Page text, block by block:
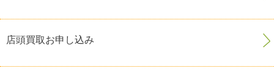
店頭買取お申し込み